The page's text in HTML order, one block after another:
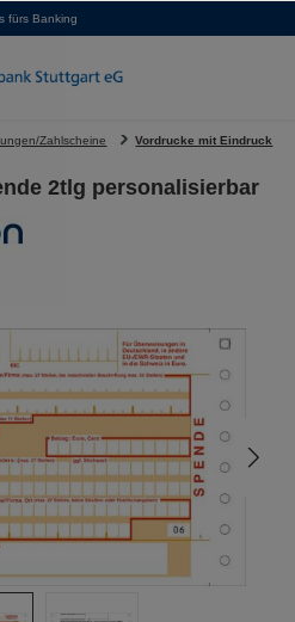
fürs Banking
Zahlscheine Vordrucke mit Eindruck
2tlg personalisierbar